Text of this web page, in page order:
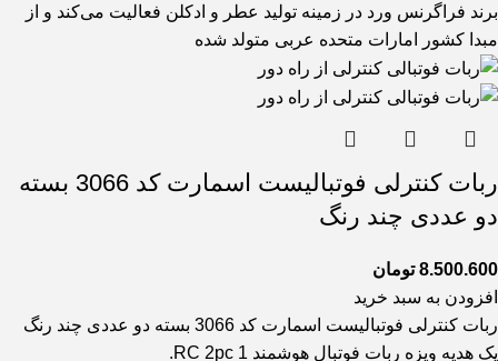
برند فراگرنس ورد در زمینه تولید عطر و ادکلن فعالیت می‌کند و از
مبدا کشور امارات متحده عربی متولد شده
ربات کنترلی فوتبالیست اسمارت کد 3066 بسته
دو عددی چند رنگ
8.500.600 تومان
افزودن به سبد خرید
ربات کنترلی فوتبالیست اسمارت کد 3066 بسته دو عددی چند رنگ
یک هدیه ویزه ربات فوتبال هوشمند RC 2pc 1.